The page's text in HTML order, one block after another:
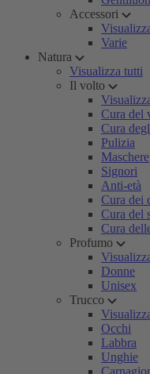
Accessori
Varie
Natura
Visualizza tutti
Il volto
Cura del
Cura
Pulizia
Maschere
Signori
Anti-età
Cura dei
Cura del
Cura
Profumo
Donne
Unisex
Trucco
Occhi
Labbra
Unghie